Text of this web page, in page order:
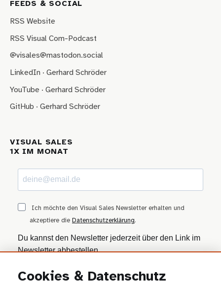
FEEDS & SOCIAL
RSS Website
RSS Visual Com-Podcast
@visales@mastodon.social
LinkedIn · Gerhard Schröder
YouTube · Gerhard Schröder
GitHub · Gerhard Schröder
VISUAL SALES
1X IM MONAT
Ich möchte den Visual Sales Newsletter erhalten und
akzeptiere die Datenschutzerklärung.
Du kannst den Newsletter jederzeit über den Link im
Newsletter abbestellen.
ANMELDEN
Cookies & Datenschutz